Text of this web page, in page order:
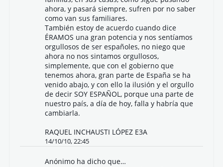
ahora, y pasará siempre, sufren por no saber
como van sus familiares.
También estoy de acuerdo cuando dice
ÉRAMOS una gran potencia y nos sentíamos
orgullosos de ser españoles, no niego que
ahora no nos sintamos orgullosos,
simplemente, que con el gobierno que
tenemos ahora, gran parte de España se ha
venido abajo, y con ello la ilusión y el orgullo
de decir SOY ESPAÑOL, porque una parte de
nuestro país, a día de hoy, falla y habría que
cambiarla.
RAQUEL INCHAUSTI LÓPEZ E3A
14/10/10, 22:45
Anónimo ha dicho que…